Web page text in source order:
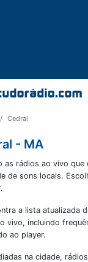
Cedral
- MA
as rádios ao vivo que
de sons locais.
a lista atualizada
vivo, incluindo
ao player.
na cidade,